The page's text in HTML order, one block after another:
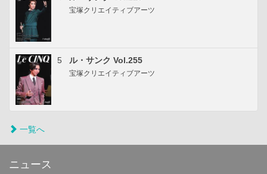
宝塚クリエイティブアーツ
5 ル・サンク Vol.255
宝塚クリエイティブアーツ
一覧へ
ニュース